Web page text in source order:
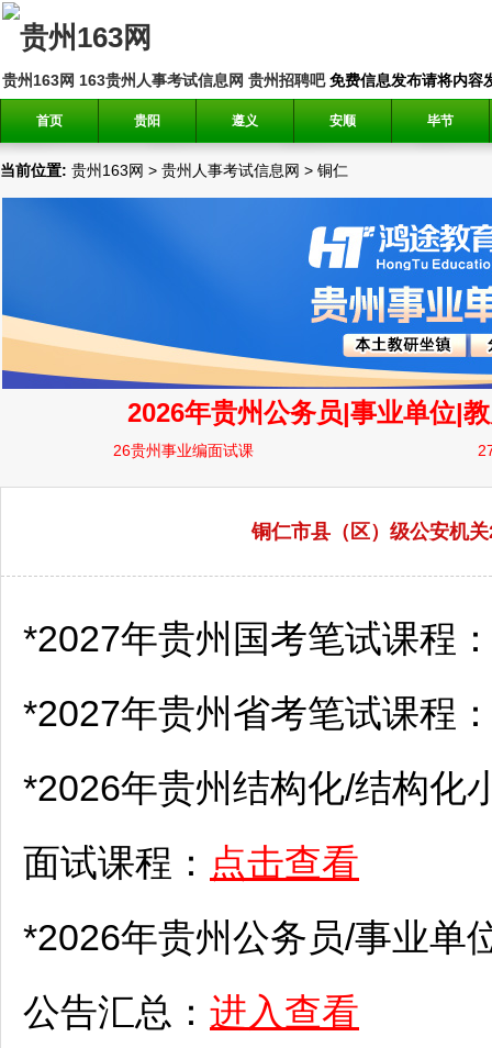
贵州163网 163贵州人事考试信息网 贵州招聘吧免费信息发布请将内容
首页 贵阳 遵义 安顺 毕节
当前位置: 贵州163网 > 贵州人事考试信息网 > 铜仁
铜仁市县（区）级公安机
*2027年贵州国考笔试课程
*2027年贵州省考笔试课程
*2026年贵州结构化/结构化
面试课程： 点击查看
*2026年贵州公务员/事业单
公告汇总： 进入查看